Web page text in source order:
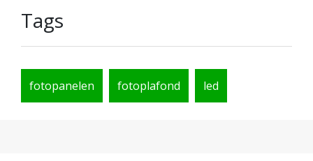
Tags
fotopanelen fotoplafond led